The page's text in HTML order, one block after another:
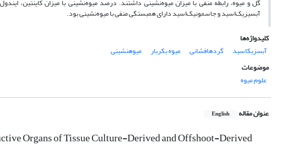
آبسیزیک‌‌اسید و جاسمونیک‌اسید دارای همبستگی منفی با میوه‌نشینی بود.
کلیدواژه‌ها
آبسزیکاسید
گردهافشانی میوه بکربار
میوهنشینی
موضوعات
علوم میوه
عنوان مقاله English
Organs of Tissue Culture-Derived and Offshoot-Derived